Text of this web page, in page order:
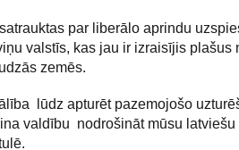
par liberālo aprindu
valstīs, kas jau ir izraisījis plašus
zemēs.
lūdz apturēt pazemojošo
valdību nodrošināt mūsu latviešu